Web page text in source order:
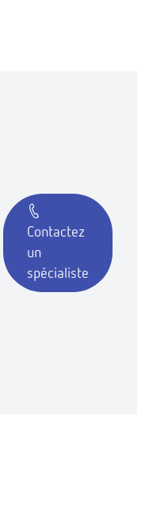
Contactez
un
spécialiste